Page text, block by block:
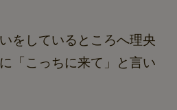
をしているところへ理央
「こっちに来て」と言い